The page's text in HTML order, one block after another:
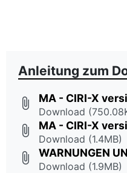
Anleitung zum
attach_file MA - CIRI-X
Download
attach_file MA - CIRI-X
Download (1.4MB)
attach_file WARNUNGEN
Download (1.9MB)